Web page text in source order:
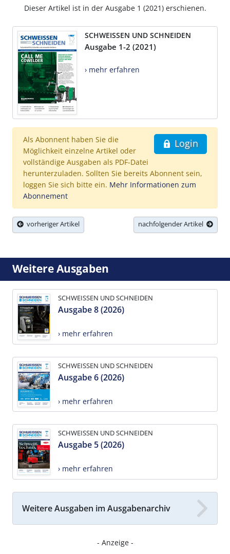
Dieser Artikel ist in der Ausgabe 1 (2021) erschienen.
SCHWEISSEN UND SCHNEIDEN
Ausgabe 1-2 (2021)
› mehr erfahren
Login
Als Abonnent haben Sie die
Möglichkeit einzelne Artikel oder
vollständige Ausgaben als PDF-Datei
herunterzuladen. Sollten Sie bereits Abonnent sein,
loggen Sie sich bitte ein. Mehr Informationen zum
Abonnement
vorheriger Artikel nachfolgender Artikel
Weitere Ausgaben
SCHWEISSEN UND SCHNEIDEN
Ausgabe 8 (2026)
› mehr erfahren
SCHWEISSEN UND SCHNEIDEN
Ausgabe 6 (2026)
› mehr erfahren
SCHWEISSEN UND SCHNEIDEN
Ausgabe 5 (2026)
› mehr erfahren
Weitere Ausgaben im Ausgabenarchiv
- Anzeige -